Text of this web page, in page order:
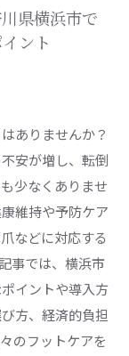
県横浜市で
ント
ありませんか？
安が増し、転倒
少なくありませ
維持や予防ケア
などに対応する
事では、横浜市
イントや導入方
方、経済的負担
のフットケアを